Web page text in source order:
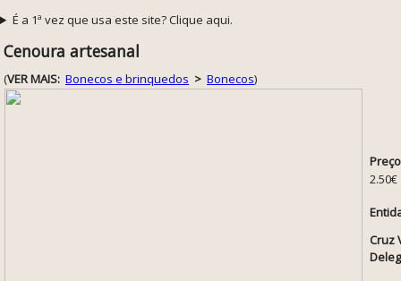
É a 1ª vez que usa este site? Clique aqui.
Cenoura artesanal
(VER MAIS: Bonecos e brinquedos > Bonecos)
2.50€
Cruz